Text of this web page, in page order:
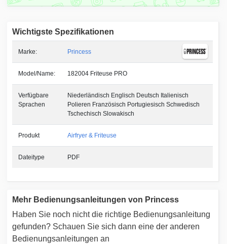
Wichtigste Spezifikationen
Marke: Princess
Model/Name: 182004 Friteuse PRO
Verfügbare
Sprachen
Niederländisch Englisch Deutsch Italienisch
Polieren Französisch Portugiesisch Schwedisch
Tschechisch Slowakisch
Produkt Airfryer & Friteuse
Dateitype PDF
Mehr Bedienungsanleitungen von Princess
Haben Sie noch nicht die richtige Bedienungsanleitung
gefunden? Schauen Sie sich dann eine der anderen
Bedienungsanleitungen an